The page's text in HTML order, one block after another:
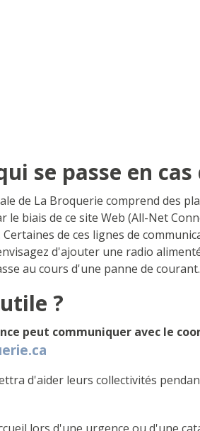
se passe en cas
de La Broquerie comprend des
biais de ce site Web (All-Net
de ces lignes de
d'ajouter une radio
au cours d'une panne de courant.
?
peut communiquer avec le
d'aider leurs collectivités
lors d'une urgence ou d'une